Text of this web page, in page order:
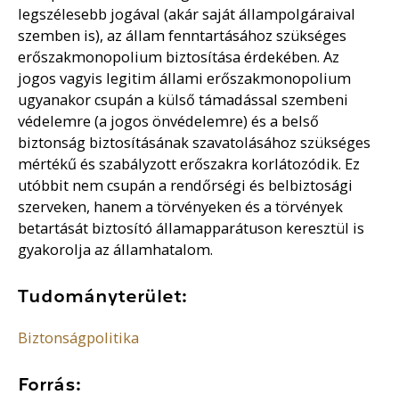
legszélesebb jogával (akár saját állampolgáraival
szemben is), az állam fenntartásához szükséges
erőszakmonopolium biztosítása érdekében. Az
jogos vagyis legitim állami erőszakmonopolium
ugyanakor csupán a külső támadással szembeni
védelemre (a jogos önvédelemre) és a belső
biztonság biztosításának szavatolásához szükséges
mértékű és szabályzott erőszakra korlátozódik. Ez
utóbbit nem csupán a rendőrségi és belbiztosági
szerveken, hanem a törvényeken és a törvények
betartását biztosító államapparátuson keresztül is
gyakorolja az államhatalom.
Tudományterület:
Biztonságpolitika
Forrás: